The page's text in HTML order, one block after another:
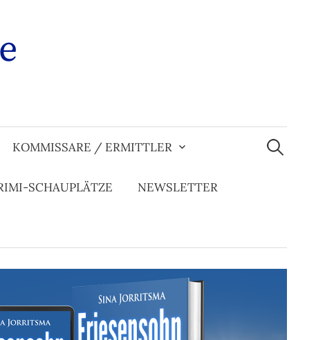
KOMMISSARE / ERMITTLER
SCHAUPLÄTZE NEWSLETTER
Suchen
nach: